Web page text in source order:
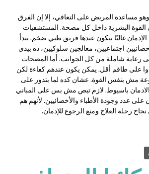
مساعدة المريض على التعافي، إلا إن الفرق
القوة البشرية داخل كل مصحة. المستشفيات
غالبًا بيكون عندها فريق طبي ضخم. يبدأ
اجتماعيين، معالجين سلوكيين، ده بيدي
رعاية شاملة من كل الجوانب. أما المصحات
على طاقم أقل. يمكن يكون عندهم كفاءة لكن
مش بنفس القوة. عشان كده لما بتدور على
باسيوط. لازم تبص مش بس على المباني
على عدد وجودة الأطباء والأخصائيين. لأنهم هم
رحلة العلاج ومنع الرجوع للإدمان.